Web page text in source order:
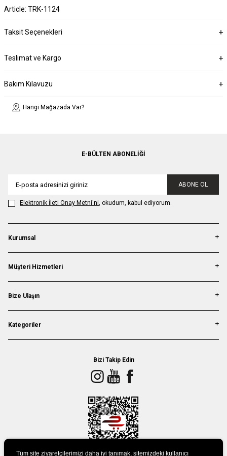
Article: TRK-1124
Taksit Seçenekleri
Teslimat ve Kargo
Bakım Kılavuzu
Hangi Mağazada Var?
E-BÜLTEN ABONELIĞI
ABONE OL
Elektronik İleti Onay Metni'ni, okudum, kabul ediyorum.
Kurumsal
Müşteri Hizmetleri
Bize Ulaşın
Kategoriler
Bizi Takip Edin
Tüm site ziyaretçilerimizi daha iyi tanımak, sitemizdeki kullanıcı